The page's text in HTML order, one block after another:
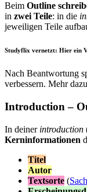
Beim Outline
in zwei Teile: in die
jeweiligen Teile
Studyflix vernetzt: Hier ein
Nach Beantwortung
verbessern. Mehr
Introduction –
In deiner introduction
Kerninformationen
Titel
Autor
Textsorte (